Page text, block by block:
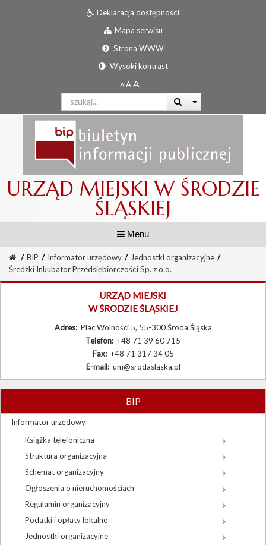
Deklaracja dostępności
Mapa serwisu
Strona WWW
Wysoki kontrast
URZĄD MIEJSKI W ŚRODZIE
ŚLĄSKIEJ
Menu
Informator urzędowy
Burmistrz
Prawo lokalne
Procedury urzędowe
Zamówienia publiczne
Sygnaliści
/ BIP / Informator urzędowy / Jednostki organizacyjne /
Średzki Inkubator Przedsiębiorczości Sp. z o.o.
URZĄD MIEJSKI
W ŚRODZIE ŚLĄSKIEJ
Adres: Plac Wolności 5, 55-300 Środa Śląska
Telefon: +48 71 39 60 715
Fax: +48 71 317 34 05
E-mail: um@srodaslaska.pl
BIP
Informator urzędowy
Książka telefoniczna
Struktura organizacyjna
Schemat organizacyjny
Ogłoszenia o nieruchomościach
Regulamin organizacyjny
Podatki i opłaty lokalne
Jednostki organizacyjne